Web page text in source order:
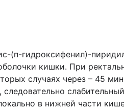
(п-гидроксифенил)-
кишки. При
случаях через – 45
в нижней части